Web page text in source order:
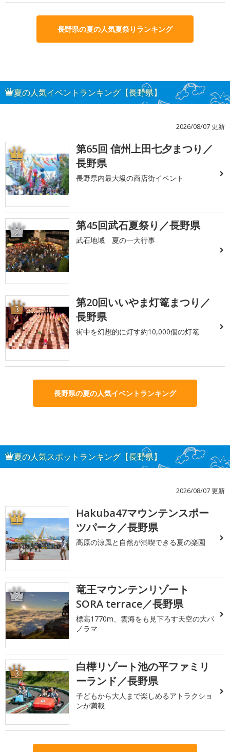
長野県の夏の人気夏祭りランキング
夏の人気イベントランキング【長野県】
2026/08/07 更新
1
第65回 信州上田七夕まつり／
長野県
長野県内最大級の商店街イベント
2 第45回武石夏祭り／長野県
武石地域 夏の一大行事
3
第20回いいやま灯篭まつり／
長野県
街中を幻想的に灯す約10,000個の灯篭
長野県の夏の人気イベントランキング
夏の人気スポットランキング【長野県】
2026/08/07 更新
1
Hakuba47マウンテンスポー
ツパーク／長野県
高原の涼風と自然が満喫できる夏の楽園
2
竜王マウンテンリゾート
SORA terrace／長野県
標高1770m、雲海をも見下ろす天空の大パ
ノラマ
3
白樺リゾート池の平ファミリ
ーランド／長野県
子どもから大人まで楽しめるアトラクショ
ンが満載